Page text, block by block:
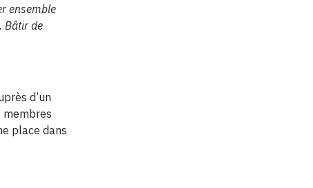
ensemble
Bâtir de
d’un
membres
place dans